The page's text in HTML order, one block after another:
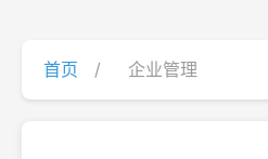
首页 / 企业管理